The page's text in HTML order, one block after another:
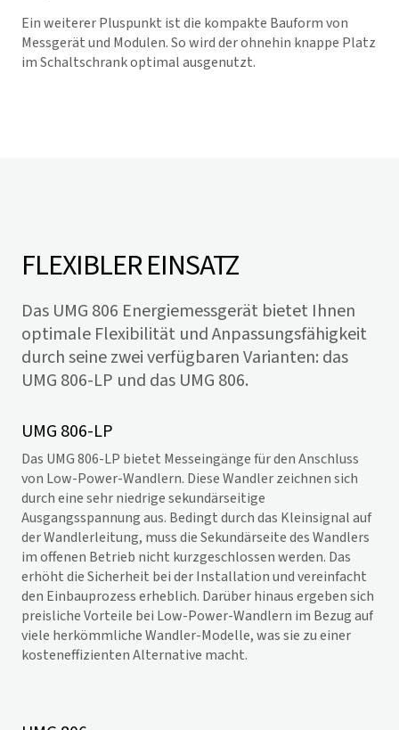
Ein weiterer Pluspunkt ist die kompakte Bauform von
Messgerät und Modulen. So wird der ohnehin knappe Platz
im Schaltschrank optimal ausgenutzt.
FLEXIBLER EINSATZ
Das UMG 806 Energiemessgerät bietet Ihnen
optimale Flexibilität und Anpassungsfähigkeit
durch seine zwei verfügbaren Varianten: das
UMG 806-LP und das UMG 806.
UMG 806-LP
Das UMG 806-LP bietet Messeingänge für den Anschluss
von Low-Power-Wandlern. Diese Wandler zeichnen sich
durch eine sehr niedrige sekundärseitige
Ausgangsspannung aus. Bedingt durch das Kleinsignal auf
der Wandlerleitung, muss die Sekundärseite des Wandlers
im offenen Betrieb nicht kurzgeschlossen werden. Das
erhöht die Sicherheit bei der Installation und vereinfacht
den Einbauprozess erheblich. Darüber hinaus ergeben sich
preisliche Vorteile bei Low-Power-Wandlern im Bezug auf
viele herkömmliche Wandler-Modelle, was sie zu einer
kosteneffizienten Alternative macht.